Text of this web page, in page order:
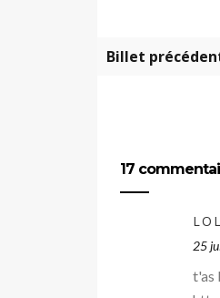
Billet
17
25
t'as